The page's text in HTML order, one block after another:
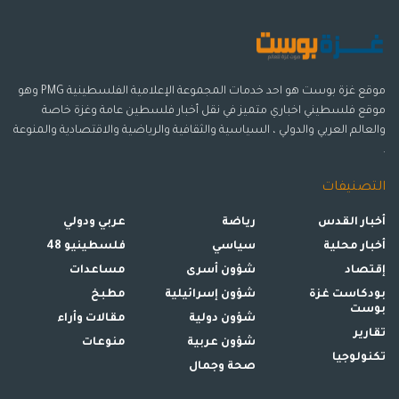
موقع غزة بوست هو احد خدمات المجموعة الإعلامية الفلسطينية PMG وهو
موقع فلسطيني اخباري متميز في نقل أخبار فلسطين عامة وغزة خاصة
والعالم العربي والدولي ، السياسية والثقافية والرياضية والاقتصادية والمنوعة
.
التصنيفات
أخبار القدس
أخبار محلية
إقتصاد
بودكاست غزة
بوست
تقارير
تكنولوجيا
رياضة
سياسي
شؤون أسرى
شؤون إسرائيلية
شؤون دولية
شؤون عربية
صحة وجمال
عربي ودولي
فلسطينيو 48
مساعدات
مطبخ
مقالات وأراء
منوعات